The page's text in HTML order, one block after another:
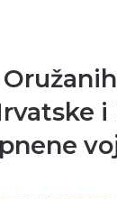
i